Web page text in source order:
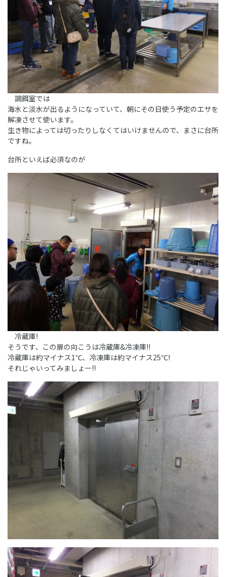
調餌室では
海水と淡水が出るようになっていて、朝にその日使う予定のエサを
解凍させて使います。
生き物によっては切ったりしなくてはいけませんので、まさに台所
ですね。
台所といえば必須なのが
冷蔵庫!
そうです、この扉の向こうは冷蔵庫&冷凍庫!!
冷蔵庫は約マイナス1℃、冷凍庫は約マイナス25℃!
それじゃいってみましょー!!